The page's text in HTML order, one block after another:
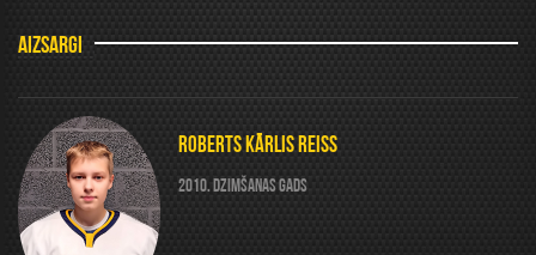
AIZSARGI
ROBERTS KĀRLIS REISS
2010. DZIMŠANAS GADS